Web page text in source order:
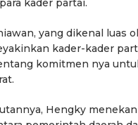
yang dikenal luas
kader-kader
komitmen nya
Hengky